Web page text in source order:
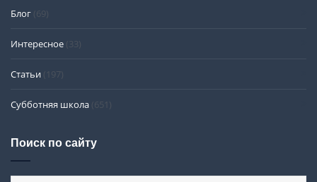
Блог (69)
Интересное (33)
Статьи (197)
Субботняя школа (651)
Поиск по сайту